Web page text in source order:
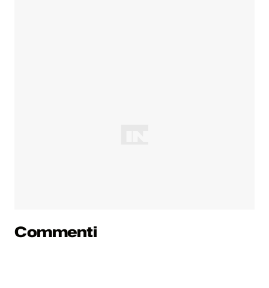
Commenti